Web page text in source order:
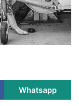
Whatsapp